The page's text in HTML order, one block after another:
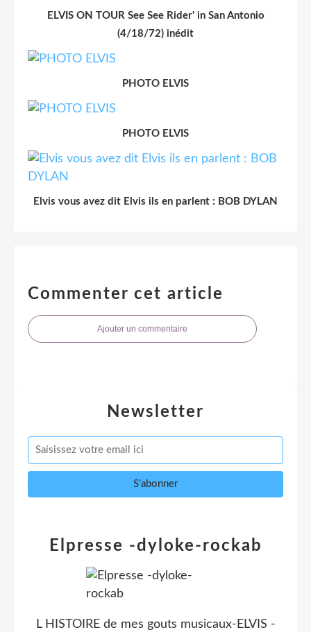
ELVIS ON TOUR See See Rider' in San Antonio
(4/18/72) inédit
PHOTO ELVIS
PHOTO ELVIS
Elvis vous avez dit Elvis ils en parlent : BOB DYLAN
Commenter cet article
Ajouter un commentaire
Newsletter
Elpresse -dyloke-rockab
L HISTOIRE de mes gouts musicaux-ELVIS -